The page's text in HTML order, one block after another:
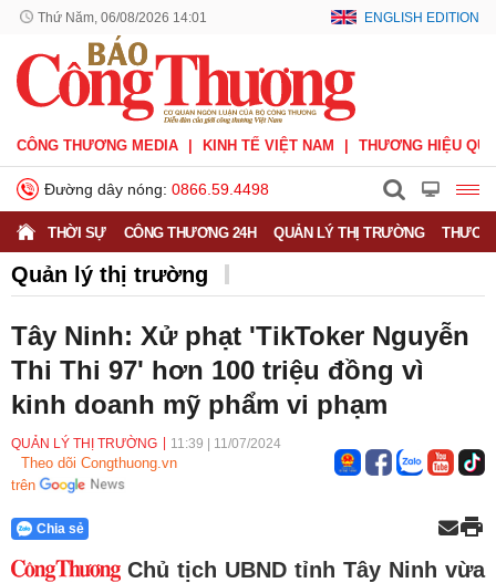
Thứ Năm, 06/08/2026 14:01 ENGLISH EDITION
CÔNG THƯƠNG MEDIA KINH TẾ VIỆT NAM THƯƠNG HIỆU
Đường dây nóng: 0866.59.4498
THỜI SỰ CÔNG THƯƠNG 24H QUẢN LÝ THỊ TRƯỜNG
Quản lý thị trường
Tây Ninh: Xử phạt 'TikToker Nguyễn
Thi Thi 97' hơn 100 triệu đồng vì
kinh doanh mỹ phẩm vi phạm
QUẢN LÝ THỊ TRƯỜNG 11:39 11/07/2024
Theo dõi Congthuong.vn
trên
Chia sẻ
Chủ tịch UBND tỉnh Tây Ninh vừa